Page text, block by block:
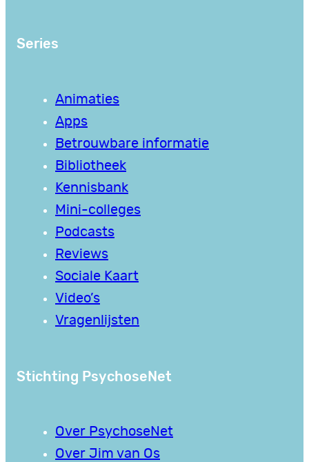
Series
Animaties
Apps
Betrouwbare informatie
Bibliotheek
Kennisbank
Mini-colleges
Podcasts
Reviews
Sociale Kaart
Video’s
Vragenlijsten
Stichting PsychoseNet
Over PsychoseNet
Over Jim van Os